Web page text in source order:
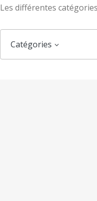
Les différentes
Catégories